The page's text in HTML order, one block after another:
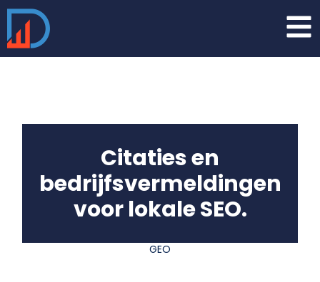
Citaties en
bedrijfsvermeldingen
voor lokale SEO.
GEO